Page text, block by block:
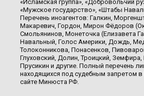
«Исламская группа», «Добровольчий
«Мужское государство», «Штабы
Перечень иноагентов: Галкин,
Макаревич, Гордон, Мирон Фёдоров
Смольянинов, Монеточка (Елизавета
Навальный, Голос Америки, Дождь,
Толоконникова, Понасенков,
Глуховский, Долин, Троицкий,
Прусикин и другие. Полный перечень
находящихся под судебным запретом
сайте Минюста РФ.